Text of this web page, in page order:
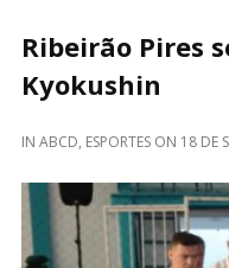
Ribeirão Pires
Kyokushin
IN ABCD, ESPORTES ON 18 DE